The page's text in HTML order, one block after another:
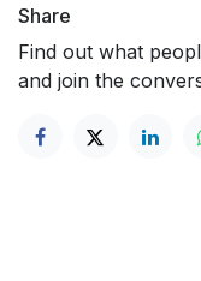
Share
Find out what
and join the